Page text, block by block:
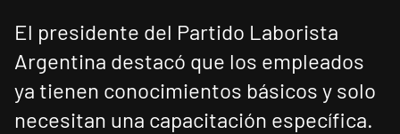
El presidente del Partido Laborista
Argentina destacó que los empleados
ya tienen conocimientos básicos y solo
necesitan una capacitación específica.